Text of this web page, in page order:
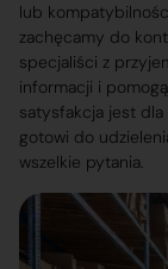
lub
zachęcamy do
specjaliści z
informacji i
satysfakcja jest
gotowi do
wszelkie pytania.